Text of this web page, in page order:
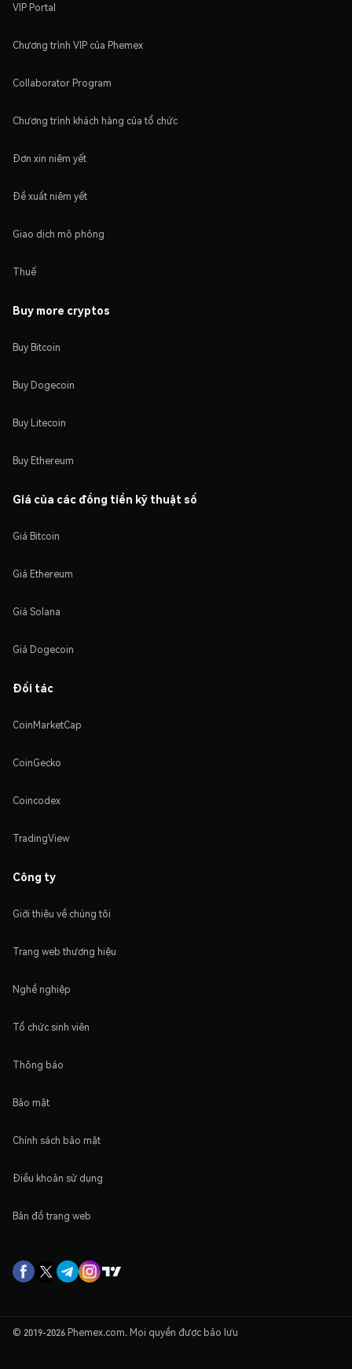
VIP Portal
Chương trình VIP của Phemex
Collaborator Program
Chương trình khách hàng của tổ chức
Đơn xin niêm yết
Đề xuất niêm yết
Giao dịch mô phỏng
Thuế
Buy more cryptos
Buy Bitcoin
Buy Dogecoin
Buy Litecoin
Buy Ethereum
Giá của các đồng tiền kỹ thuật số
Giá Bitcoin
Giá Ethereum
Giá Solana
Giá Dogecoin
Đối tác
CoinMarketCap
CoinGecko
Coincodex
TradingView
Công ty
Giới thiệu về chúng tôi
Trang web thương hiệu
Nghề nghiệp
Tổ chức sinh viên
Thông báo
Bảo mật
Chính sách bảo mật
Điều khoản sử dụng
Bản đồ trang web
© 2019-2026 Phemex.com. Mọi quyền được bảo lưu